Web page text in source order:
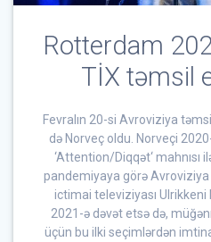
Rotterdam
TİX təmsil
Fevralın 20-si Avroviziya
də Norveç oldu. Norveçi
‘Attention/Diqqət‘ mahnısı
pandemiyaya görə
ictimai televiziyası Ulrikkeni
2021-ə dəvət etsə də,
üçün bu ilki seçimlərdən